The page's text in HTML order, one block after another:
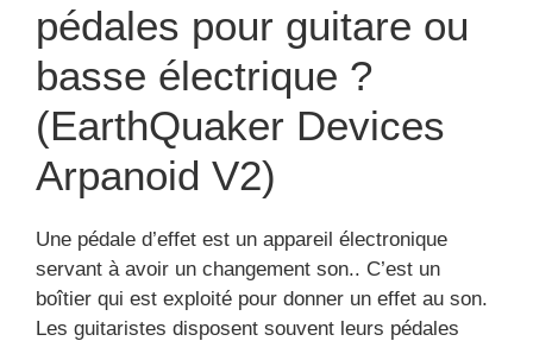
pédales pour guitare ou
basse électrique ?
(EarthQuaker Devices
Arpanoid V2)
Une pédale d’effet est un appareil électronique
servant à avoir un changement son.. C’est un
boîtier qui est exploité pour donner un effet au son.
Les guitaristes disposent souvent leurs pédales